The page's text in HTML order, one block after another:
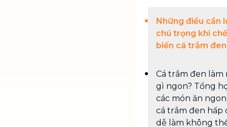
Những điều cần
chú trọng khi chế
biến cá trắm đen
Cá trắm đen làm
gì ngon? Tổng
các món ăn
cá trắm đen hấp
dễ làm không